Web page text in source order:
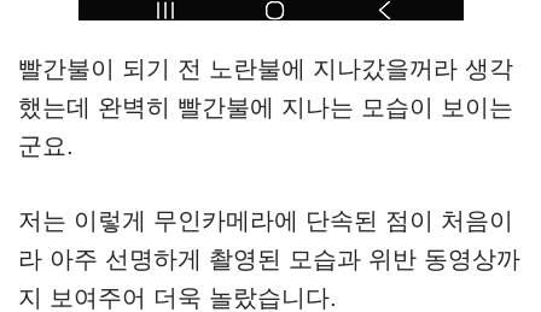
빨간불이 되기 전 노란불에 지나갔을꺼라 생각
했는데 완벽히 빨간불에 지나는 모습이 보이는
군요.
저는 이렇게 무인카메라에 단속된 점이 처음이
라 아주 선명하게 촬영된 모습과 위반 동영상까
지 보여주어 더욱 놀랐습니다.